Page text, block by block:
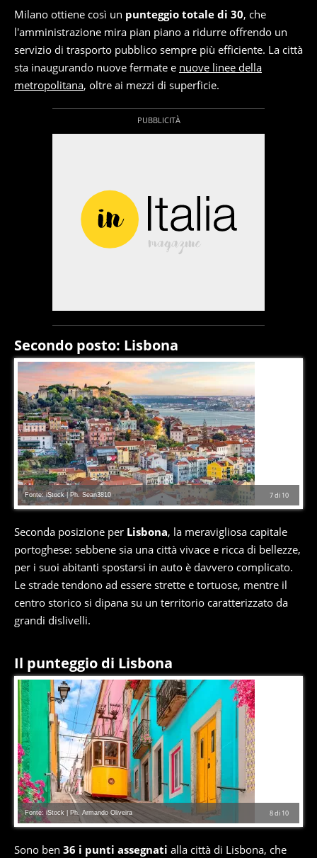
Milano ottiene così un punteggio totale di 30, che
l'amministrazione mira pian piano a ridurre offrendo un
servizio di trasporto pubblico sempre più efficiente. La città
sta inaugurando nuove fermate e nuove linee della
metropolitana, oltre ai mezzi di superficie.
Secondo posto: Lisbona
7di 10
Fonte: iStock | Ph. Sean3810
Seconda posizione per Lisbona, la meravigliosa capitale
portoghese: sebbene sia una città vivace e ricca di bellezze,
per i suoi abitanti spostarsi in auto è davvero complicato.
Le strade tendono ad essere strette e tortuose, mentre il
centro storico si dipana su un territorio caratterizzato da
grandi dislivelli.
Il punteggio di Lisbona
8di 10
Fonte: iStock | Ph. Armando Oliveira
Sono ben 36 i punti assegnati alla città di Lisbona, che